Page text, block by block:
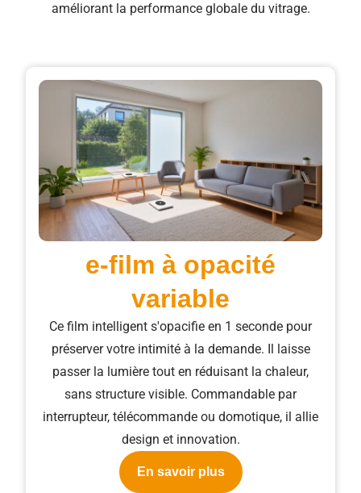
améliorant la performance globale du vitrage.
e-film à opacité
variable
Ce film intelligent s'opacifie en 1 seconde pour
préserver votre intimité à la demande. Il laisse
passer la lumière tout en réduisant la chaleur,
sans structure visible. Commandable par
interrupteur, télécommande ou domotique, il allie
design et innovation.
En savoir plus